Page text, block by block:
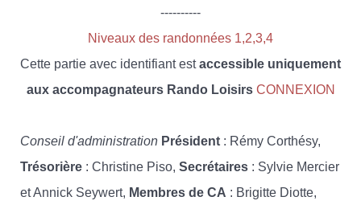
----------
Niveaux des randonnées 1,2,3,4
Cette partie avec identifiant estaccessible uniquement
aux accompagnateurs Rando Loisirs CONNEXION
Conseil d'administration Président : Rémy Corthésy,
Trésorière : Christine Piso, Secrétaires : Sylvie Mercier
et Annick Seywert, Membres de CA : Brigitte Diotte,